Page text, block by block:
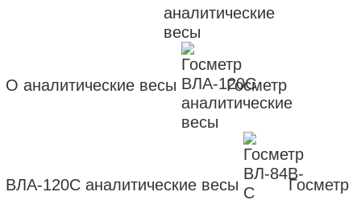
О аналитические весы Госметр
ВЛА-120С аналитические весы Госметр